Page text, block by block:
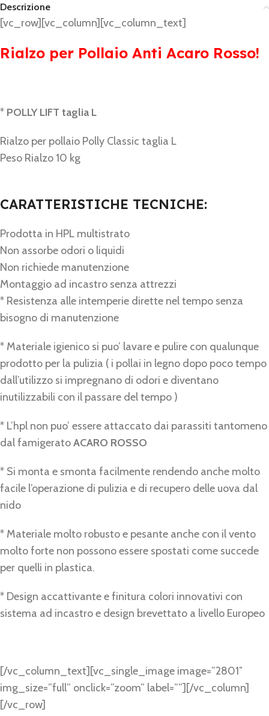
Descrizione
[vc_row][vc_column][vc_column_text]
Rialzo per Pollaio Anti Acaro Rosso!
* POLLY LIFT taglia L
Rialzo per pollaio Polly Classic taglia L
Peso Rialzo 10 kg
CARATTERISTICHE TECNICHE:
Prodotta in HPL multistrato
Non assorbe odori o liquidi
Non richiede manutenzione
Montaggio ad incastro senza attrezzi
* Resistenza alle intemperie dirette nel tempo senza
bisogno di manutenzione
* Materiale igienico si puo’ lavare e pulire con qualunque
prodotto per la pulizia ( i pollai in legno dopo poco tempo
dall’utilizzo si impregnano di odori e diventano
inutilizzabili con il passare del tempo )
* L’hpl non puo’ essere attaccato dai parassiti tantomeno
dal famigeratoACARO ROSSO
* Si monta e smonta facilmente rendendo anche molto
facile l’operazione di pulizia e di recupero delle uova dal
nido
* Materiale molto robusto e pesante anche con il vento
molto forte non possono essere spostati come succede
per quelli in plastica.
* Design accattivante e finitura colori innovativi con
sistema ad incastro e design brevettato a livello Europeo
[/vc_column_text][vc_single_image image=”2801″
img_size=”full” onclick=”zoom” label=””][/vc_column]
[/vc_row]